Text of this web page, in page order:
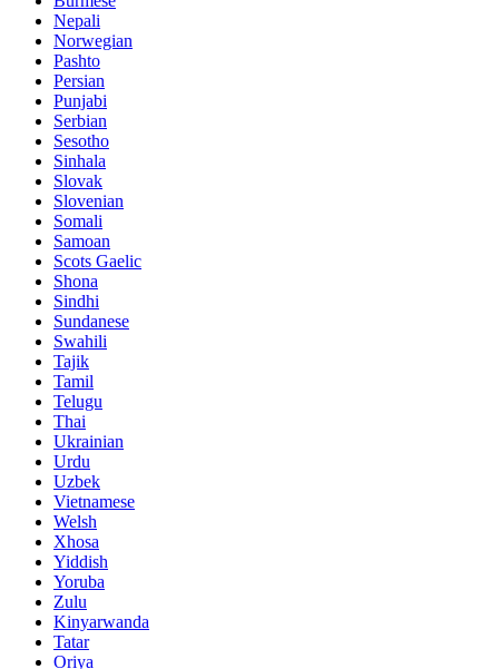
Nepali
Norwegian
Pashto
Persian
Punjabi
Serbian
Sesotho
Sinhala
Slovak
Slovenian
Somali
Samoan
Scots Gaelic
Shona
Sindhi
Sundanese
Swahili
Tajik
Tamil
Telugu
Thai
Ukrainian
Urdu
Uzbek
Vietnamese
Welsh
Xhosa
Yiddish
Yoruba
Zulu
Kinyarwanda
Tatar
Oriya